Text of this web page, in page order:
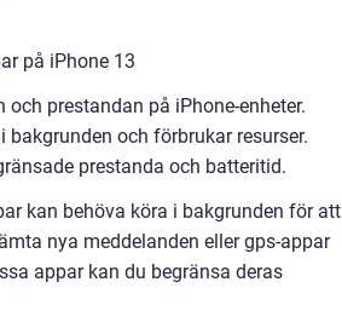
på iPhone 13
prestandan på iPhone-enheter.
och förbrukar resurser.
prestanda och batteritid.
kan behöva köra i bakgrunden för att
nya meddelanden eller gps-appar
appar kan du begränsa deras